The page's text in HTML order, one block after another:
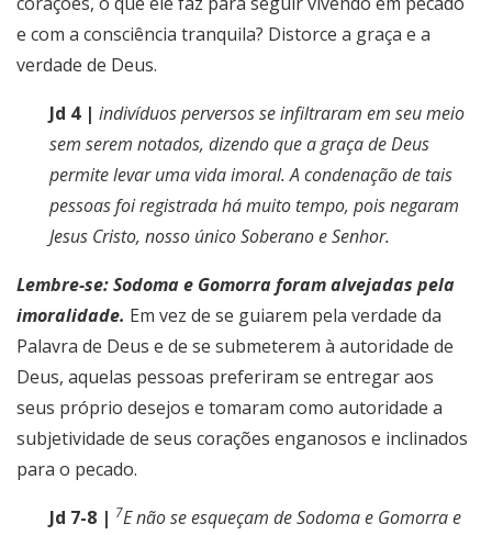
e com a consciência tranquila? Distorce a graça e a
verdade de Deus.
Jd 4 | indivíduos perversos se infiltraram em seu meio
sem serem notados, dizendo que a graça de Deus
permite levar uma vida imoral. A condenação de tais
pessoas foi registrada há muito tempo, pois negaram
Jesus Cristo, nosso único Soberano e Senhor.
Lembre-se: Sodoma e Gomorra foram alvejadas pela
imoralidade. Em vez de se guiarem pela verdade da
Palavra de Deus e de se submeterem à autoridade de
Deus, aquelas pessoas preferiram se entregar aos
seus próprio desejos e tomaram como autoridade a
subjetividade de seus corações enganosos e inclinados
para o pecado.
Jd 7-8 | 7E não se esqueçam de Sodoma e Gomorra e